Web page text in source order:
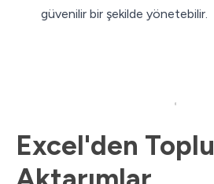
güvenilir bir şekilde yönetebilir.
Excel'den Toplu